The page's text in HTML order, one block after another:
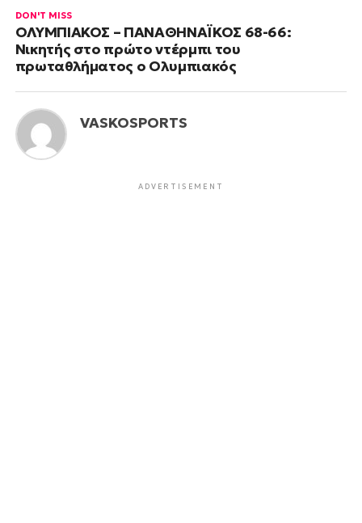
DON'T MISS
ΟΛΥΜΠΙΑΚΟΣ – ΠΑΝΑΘΗΝΑΪΚΟΣ 68-66:
Νικητής στο πρώτο ντέρμπι του
πρωταθλήματος ο Ολυμπιακός
VASKOSPORTS
ADVERTISEMENT